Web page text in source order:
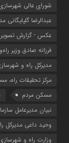
شوراي عالي
عبدالرضا گلپایگانی
عکس - گزارش
فرزانه صادق وزیر
مدیرکل راه و
مرکز تحقیقات راه،
مسکن مردم
نبیان مدیرعامل
وحید داعی مدیرکل
وزارت راه و